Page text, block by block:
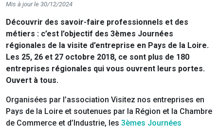
Mis à jour le 30/12/2024
Découvrir des savoir-faire professionnels et des
métiers : c’est l’objectif des 3èmes Journées
régionales de la visite d’entreprise en Pays de la Loire.
Les 25, 26 et 27 octobre 2018, ce sont plus de 180
entreprises régionales qui vous ouvrent leurs portes.
Ouvert à tous.
Organisées par l’association Visitez nos entreprises en
Pays de la Loire et soutenues par la Région et la Chambre
de Commerce et d’Industrie, les 3èmes Journées